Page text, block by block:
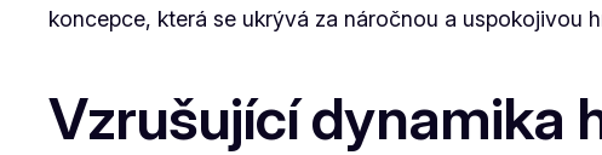
koncepce, která se ukrývá za náročnou a uspokojivou
Vzrušující dynamika